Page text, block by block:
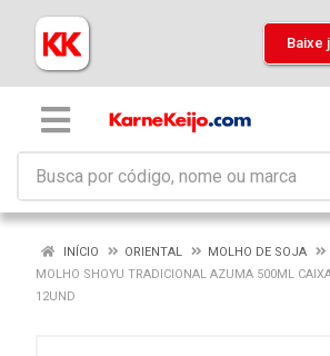
Baixe
INÍCIO ORIENTAL
MOLHO DE SOJA
MOLHO SHOYU TRADICIONAL AZUMA 500ML
12UND